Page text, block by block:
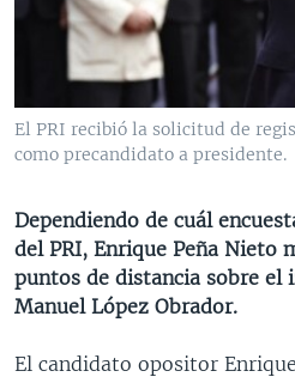
VENEZUELA
BRASIL
NICARAGUA
ECONOMÍA
ENTRETENIMIENTO Y CULTURA
TECNOLOGÍA
DEPORTES
MULTIMEDIA
VIDEOS
FOTOGRAFÍA
AUDIOS
PROGRAMAS TV
EL MUNDO AL DÍA
FORO INTERAMERICANO
LAS CLAVES
PANORAMA
RADIO
AVANCE INFORMATIVO
BUENOS DÍAS AMÉRICA
ESTADOS UNIDOS AL DÍA
EL MUNDO AL DÍA [RADIO]
FORO [RADIO]
DIRECT
Learning English
El PRI recibió la solicitud de
como precandidato a presidente.
Dependiendo de cuál
del PRI, Enrique Peña Nieto
puntos de distancia sobre el
Manuel López Obrador.
El candidato opositor